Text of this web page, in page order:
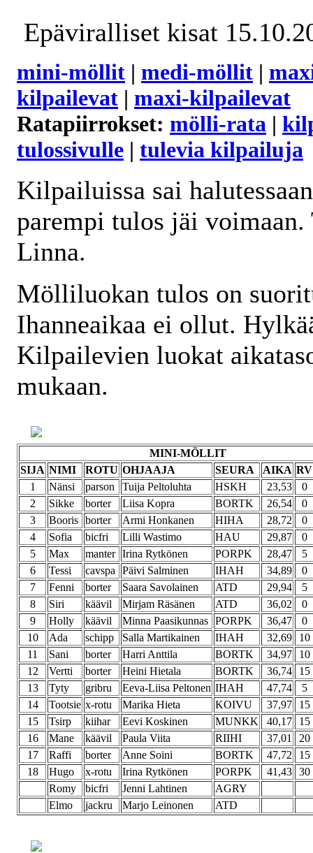
Epäviralliset kisat
mini-möllit | medi-möllit |
kilpailevat | maxi-kilpailevat
Ratapiirrokset: mölli-rata |
tulossivulle | tulevia kilpailuja
Kilpailuissa sai
parempi tulos jäi
Linna.
Mölliluokan tulos on
Ihanneaikaa ei ollut.
Kilpailevien luokat
mukaan.
MINI-MÖLLIT
SIJA NIMI ROTU OHJAAJA SEURA AIKA RV
1
Nänsi parson Tuija Peltoluhta HSKH 23,53
0
2
Sikke borter Liisa Kopra BORTK 26,54
0
3
Booris borter Armi Honkanen HIHA 28,72
0
4
Sofia bicfri Lilli Wastimo HAU 29,87
0
5
Max manter Irina Rytkönen PORPK 28,47
5
6
Tessi cavspa Päivi Salminen IHAH 34,89
0
7
Fenni borter Saara Savolainen ATD 29,94
5
8
Siri käävil Mirjam Räsänen ATD 36,02
0
9
Holly käävil Minna Paasikunnas PORPK 36,47
0
10
Ada schipp Salla Martikainen IHAH 32,69
10
11
Sani borter Harri Anttila BORTK 34,97
10
12
Vertti borter Heini Hietala BORTK 36,74
15
13
Tyty gribru Eeva-Liisa Peltonen IHAH 47,74
5
14
Tootsie x-rotu Marika Hieta KOIVU 37,97
15
15
Tsirp kiihar Eevi Koskinen MUNKK 40,17
15
16
Mane käävil Paula Viita RIIHI 37,01
20
17
Raffi borter Anne Soini BORTK 47,72
15
18
Hugo x-rotu Irina Rytkönen PORPK 41,43 30
Romy
bicfri Jenni Lahtinen
AGRY
Elmo
jackru Marjo Leinonen ATD